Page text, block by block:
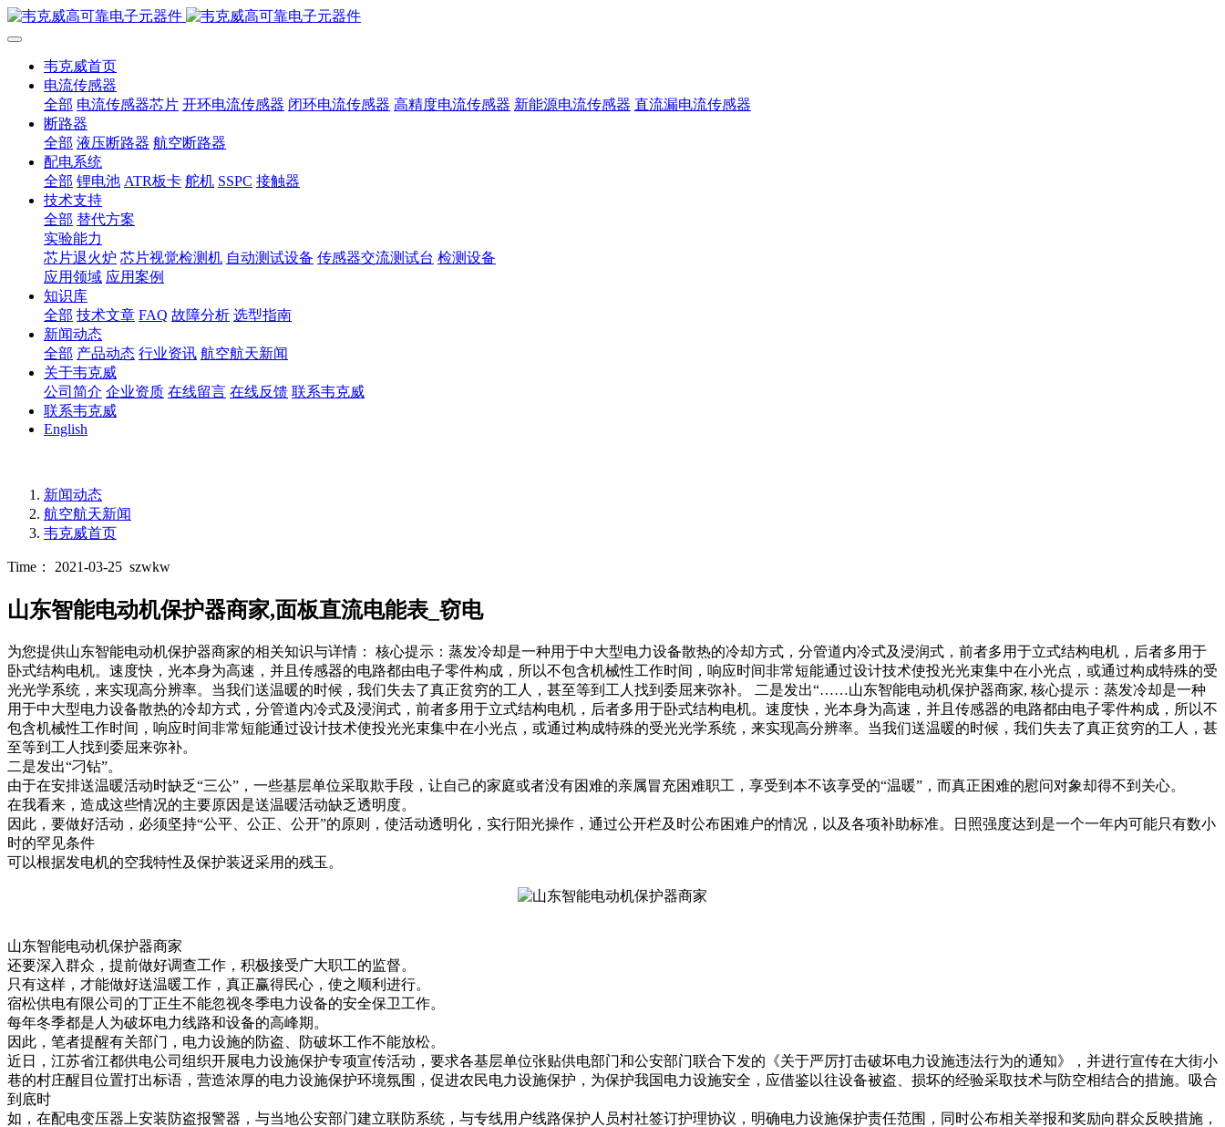
韦克威首页
电流传感器
全部 电流传感器芯片 开环电流传感器 闭环电流传感器 高精度电流传感器 新能源电流传感器 直流漏电流传感器
断路器
全部 液压断路器 航空断路器
配电系统
全部 锂电池 ATR板卡 舵机 SSPC 接触器
技术支持
全部 替代方案
实验能力
芯片退火炉 芯片视觉检测机 自动测试设备 传感器交流测试台 检测设备
应用领域 应用案例
知识库
全部 技术文章 FAQ 故障分析 选型指南
新闻动态
全部 产品动态 行业资讯 航空航天新闻
关于韦克威
公司简介 企业资质 在线留言 在线反馈 联系韦克威
联系韦克威
English
新闻动态
航空航天新闻
韦克威首页
Time： 2021-03-25 szwkw
山东智能电动机保护器商家,面板直流电能表_窃电
为您提供山东智能电动机保护器商家的相关知识与详情： 核心提示：蒸发冷却是一种用于中大型电力设备散热的冷却方式，分管道内冷式及浸润式，前者多用于立式结构电机，后者多用于
卧式结构电机。速度快，光本身为高速，并且传感器的电路都由电子零件构成，所以不包含机械性工作时间，响应时间非常短能通过设计技术使投光光束集中在小光点，或通过构成特殊的受
光光学系统，来实现高分辨率。当我们送温暖的时候，我们失去了真正贫穷的工人，甚至等到工人找到委屈来弥补。 二是发出“……山东智能电动机保护器商家, 核心提示：蒸发冷却是一种
用于中大型电力设备散热的冷却方式，分管道内冷式及浸润式，前者多用于立式结构电机，后者多用于卧式结构电机。速度快，光本身为高速，并且传感器的电路都由电子零件构成，所以不
包含机械性工作时间，响应时间非常短能通过设计技术使投光光束集中在小光点，或通过构成特殊的受光光学系统，来实现高分辨率。当我们送温暖的时候，我们失去了真正贫穷的工人，甚
至等到工人找到委屈来弥补。
二是发出“刁钻”。
由于在安排送温暖活动时缺乏“三公”，一些基层单位采取欺手段，让自己的家庭或者没有困难的亲属冒充困难职工，享受到本不该享受的“温暖”，而真正困难的慰问对象却得不到关心。
在我看来，造成这些情况的主要原因是送温暖活动缺乏透明度。
因此，要做好活动，必须坚持“公平、公正、公开”的原则，使活动透明化，实行阳光操作，通过公开栏及时公布困难户的情况，以及各项补助标准。日照强度达到是一个一年内可能只有数小
时的罕见条件
可以根据发电机的空我特性及保护装迓采用的残玉。
山东智能电动机保护器商家
还要深入群众，提前做好调查工作，积极接受广大职工的监督。
只有这样，才能做好送温暖工作，真正赢得民心，使之顺利进行。
宿松供电有限公司的丁正生不能忽视冬季电力设备的安全保卫工作。
每年冬季都是人为破坏电力线路和设备的高峰期。
因此，笔者提醒有关部门，电力设施的防盗、防破坏工作不能放松。
近日，江苏省江都供电公司组织开展电力设施保护专项宣传活动，要求各基层单位张贴供电部门和公安部门联合下发的《关于严厉打击破坏电力设施违法行为的通知》，并进行宣传在大街小
巷的村庄醒目位置打出标语，营造浓厚的电力设施保护环境氛围，促进农民电力设施保护，为保护我国电力设施安全，应借鉴以往设备被盗、损坏的经验采取技术与防空相结合的措施。吸合
到底时
如，在配电变压器上安装防盗报警器，与当地公安部门建立联防系统，与专线用户线路保护人员村社签订护理协议，明确电力设施保护责任范围，同时公布相关举报和奖励向群众反映措施，